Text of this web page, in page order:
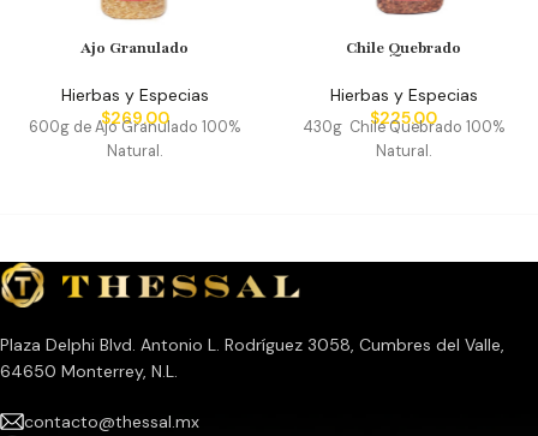
Ajo Granulado
Hierbas y Especias
$269.00
600g de Ajo Granulado 100%
Natural.
Chile Quebrado
Hierbas y Especias
$225.00
430g Chile Quebrado 100%
Natural.
Plaza Delphi Blvd. Antonio L. Rodríguez 3058, Cumbres del Valle,
64650 Monterrey, N.L.
contacto@thessal.mx